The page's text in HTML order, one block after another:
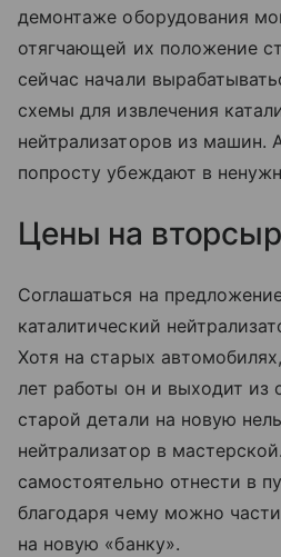
демонтаже оборудования
отягчающей их положение
сейчас начали
схемы для извлечения
нейтрализаторов из машин.
попросту убеждают в
Цены на
Соглашаться на
каталитический
Хотя на старых
лет работы он и выходит из
старой детали на новую
нейтрализатор в
самостоятельно отнести в
благодаря чему можно
на новую «банку».